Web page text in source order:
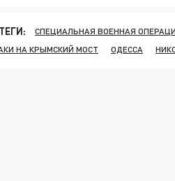
ТЕГИ: СПЕЦИАЛЬНАЯ ВОЕННАЯ
НА КРЫМСКИЙ МОСТ
ОДЕССА